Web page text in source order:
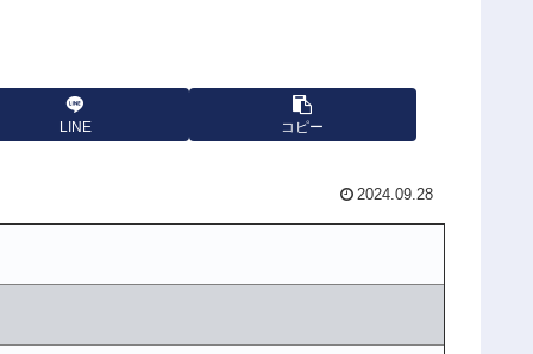
LINE コピー
2024.09.28